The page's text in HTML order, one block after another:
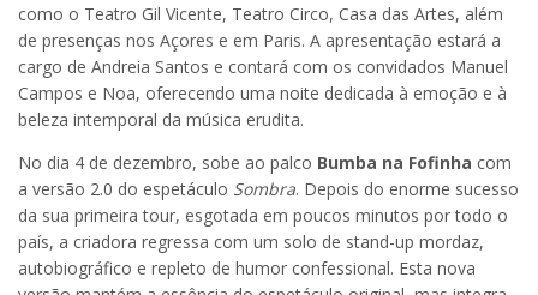
como o Teatro Gil Vicente, Teatro Circo, Casa das Artes, além
de presenças nos Açores e em Paris. A apresentação estará a
cargo de Andreia Santos e contará com os convidados Manuel
Campos e Noa, oferecendo uma noite dedicada à emoção e à
beleza intemporal da música erudita.
No dia 4 de dezembro, sobe ao palco Bumba na Fofinha com
a versão 2.0 do espetáculo Sombra. Depois do enorme sucesso
da sua primeira tour, esgotada em poucos minutos por todo o
país, a criadora regressa com um solo de stand-up mordaz,
autobiográfico e repleto de humor confessional. Esta nova